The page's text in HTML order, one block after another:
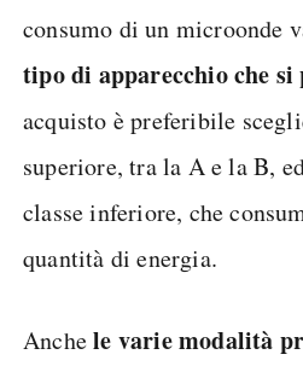
consumo di un microonde
tipo di apparecchio che si
acquisto è preferibile
superiore, tra la A e la B,
classe inferiore, che
quantità di energia.
Anchele varie modalità